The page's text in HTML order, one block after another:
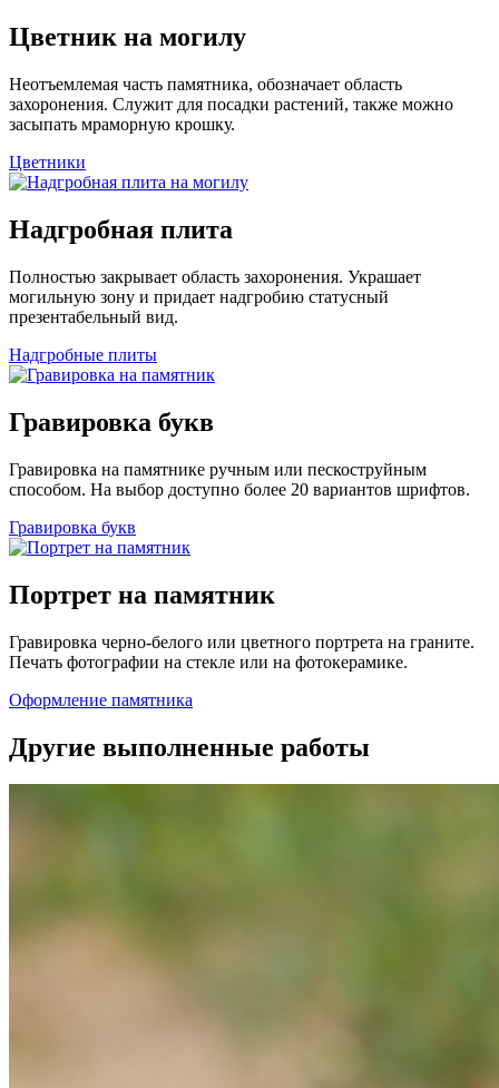
Цветник на могилу
Неотъемлемая часть памятника, обозначает область
захоронения. Служит для посадки растений, также можно
засыпать мраморную крошку.
Цветники
Надгробная плита
Полностью закрывает область захоронения. Украшает
могильную зону и придает надгробию статусный
презентабельный вид.
Надгробные плиты
Гравировка букв
Гравировка на памятнике ручным или пескоструйным
способом. На выбор доступно более 20 вариантов шрифтов.
Гравировка букв
Портрет на памятник
Гравировка черно-белого или цветного портрета на граните.
Печать фотографии на стекле или на фотокерамике.
Оформление памятника
Другие выполненные работы